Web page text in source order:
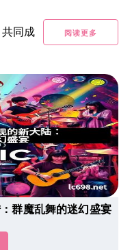
同成
阅读更多
群魔乱舞的迷幻盛宴